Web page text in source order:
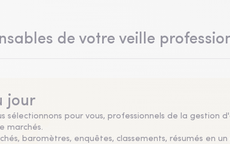
de votre veille
jour
sélectionnons pour vous, professionnels de la gestion
marchés.
baromètres, enquêtes, classements, résumés en